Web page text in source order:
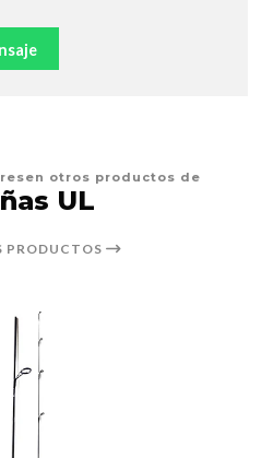
otros productos de
UL
PRODUCTOS